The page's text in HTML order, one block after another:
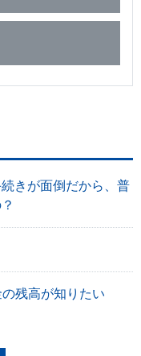
きが面倒だから、普
残高が知りたい